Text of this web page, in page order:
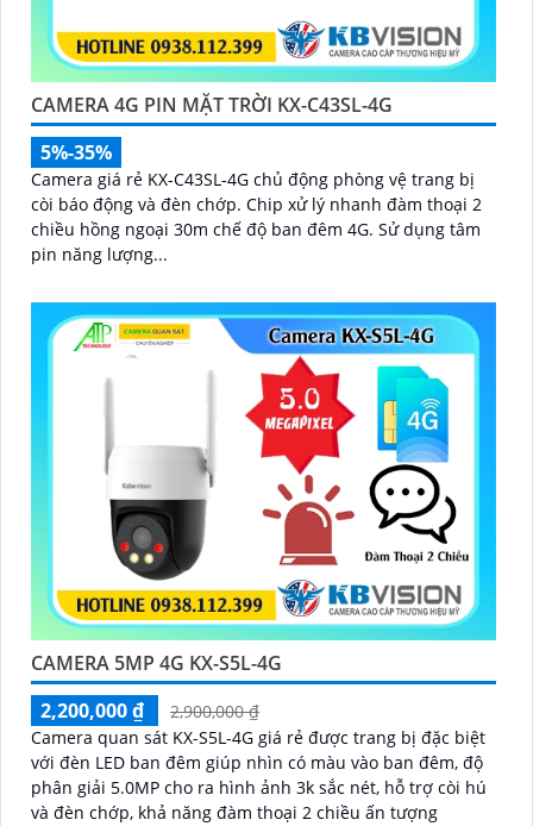
CAMERA 4G PIN MẶT TRỜI KX-C43SL-4G
5%-35%
Camera giá rẻ KX-C43SL-4G chủ động phòng vệ trang bị
còi báo động và đèn chớp. Chip xử lý nhanh đàm thoại 2
chiều hồng ngoại 30m chế độ ban đêm 4G. Sử dụng tâm
pin năng lượng...
CAMERA 5MP 4G KX-S5L-4G
2,200,000 ₫
2,900,000 ₫
Camera quan sát KX-S5L-4G giá rẻ được trang bị đặc biệt
với đèn LED ban đêm giúp nhìn có màu vào ban đêm, độ
phân giải 5.0MP cho ra hình ảnh 3k sắc nét, hỗ trợ còi hú
và đèn chớp, khả năng đàm thoại 2 chiều ấn tượng